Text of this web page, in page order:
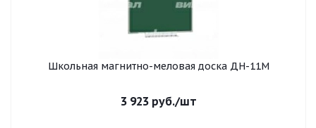
Школьная магнитно-меловая доска ДН-11М
3 923 руб./шт